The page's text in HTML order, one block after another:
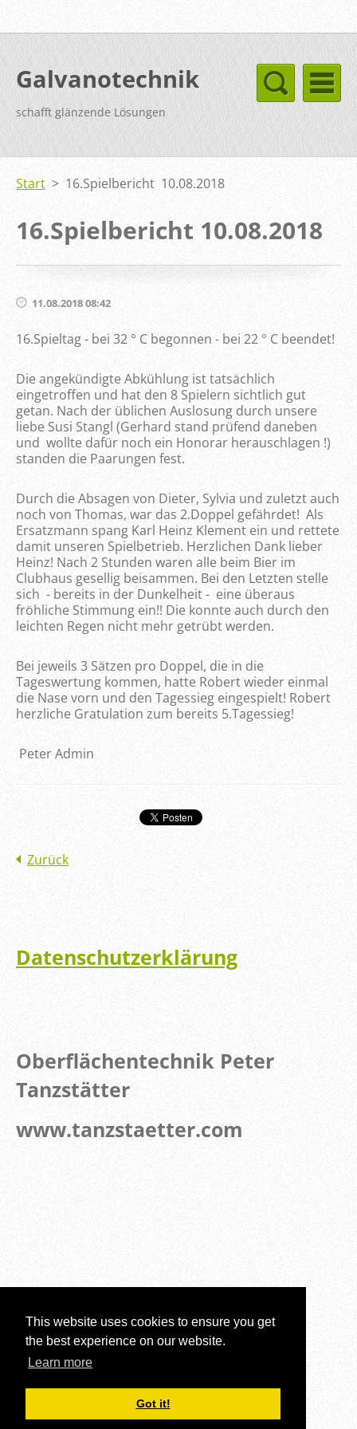
This website uses cookies to ensure you get
the best experience on our website.
Learn more
Got it!
Galvanotechnik
schafft glänzende Lösungen
Start > 16.Spielbericht 10.08.2018
16.Spielbericht 10.08.2018
11.08.2018 08:42
16.Spieltag - bei 32 ° C begonnen - bei 22 ° C beendet!
Die angekündigte Abkühlung ist tatsächlich
eingetroffen und hat den 8 Spielern sichtlich gut
getan. Nach der üblichen Auslosung durch unsere
liebe Susi Stangl (Gerhard stand prüfend daneben
und wollte dafür noch ein Honorar herauschlagen !)
standen die Paarungen fest.
Durch die Absagen von Dieter, Sylvia und zuletzt auch
noch von Thomas, war das 2.Doppel gefährdet! Als
Ersatzmann spang Karl Heinz Klement ein und rettete
damit unseren Spielbetrieb. Herzlichen Dank lieber
Heinz! Nach 2 Stunden waren alle beim Bier im
Clubhaus gesellig beisammen. Bei den Letzten stelle
sich - bereits in der Dunkelheit - eine überaus
fröhliche Stimmung ein!! Die konnte auch durch den
leichten Regen nicht mehr getrübt werden.
Bei jeweils 3 Sätzen pro Doppel, die in die
Tageswertung kommen, hatte Robert wieder einmal
die Nase vorn und den Tagessieg eingespielt! Robert
herzliche Gratulation zum bereits 5.Tagessieg!
Peter Admin
Zurück
Datenschutzerklärung
Oberflächentechnik Peter
Tanzstätter
www.tanzstaetter.com